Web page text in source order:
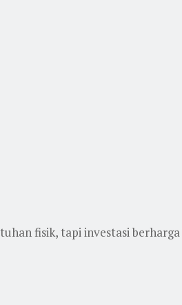
fisik, tapi investasi